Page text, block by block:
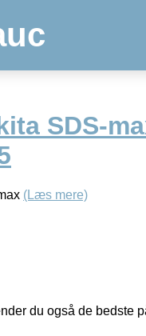
SDS-
(Læs mere)
du også de bedste